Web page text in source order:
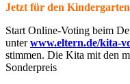
Jetzt für den
Start Online-Voting beim
unterwww.eltern.de/kita-
stimmen. Die Kita mit den
Sonderpreis